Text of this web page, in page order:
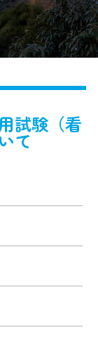
試験（看
て